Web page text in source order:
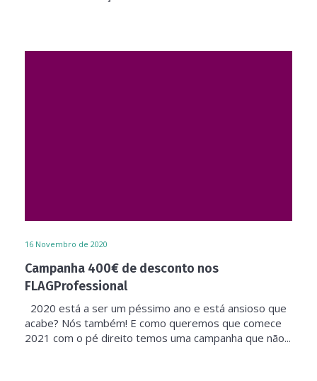
16 Novembro de 2020
Campanha 400€ de desconto nos
FLAGProfessional
2020 está a ser um péssimo ano e está ansioso que
acabe? Nós também! E como queremos que comece
2021 com o pé direito temos uma campanha que não...